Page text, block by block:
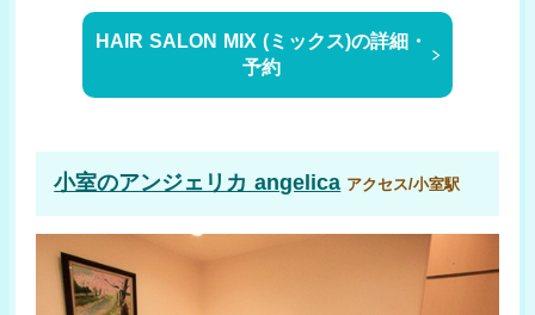
HAIR SALON MIX (ミックス)の詳細・
予約
小室のアンジェリカ angelica アクセス/小室駅